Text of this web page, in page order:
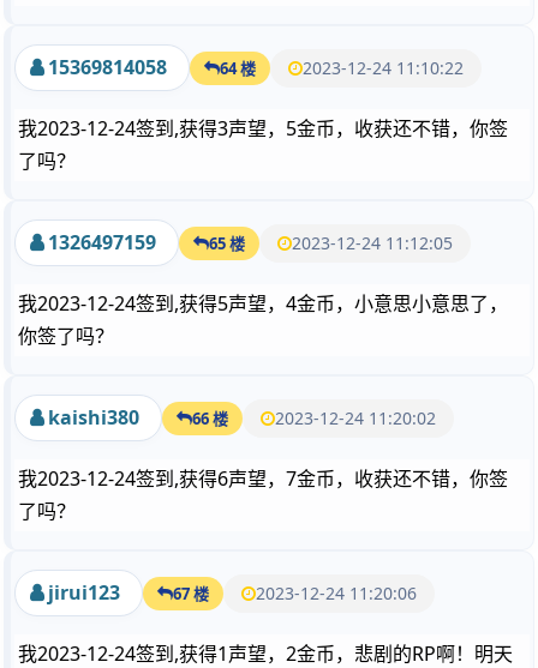
15369814058 64 楼 2023-12-24 11:10:22
我2023-12-24签到,获得3声望，5金币，收获还不错，你签
了吗？
1326497159 65 楼 2023-12-24 11:12:05
我2023-12-24签到,获得5声望，4金币，小意思小意思了，
你签了吗？
kaishi380 66 楼 2023-12-24 11:20:02
我2023-12-24签到,获得6声望，7金币，收获还不错，你签
了吗？
jirui123 67 楼 2023-12-24 11:20:06
我2023-12-24签到,获得1声望，2金币，悲剧的RP啊！明天